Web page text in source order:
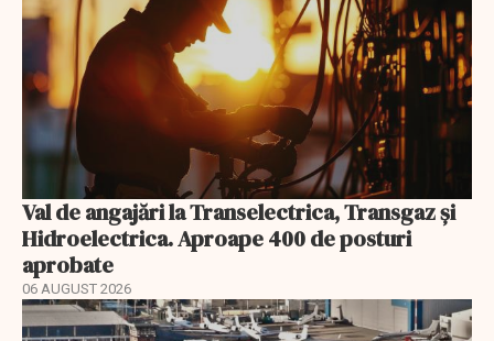
Val de angajări la Transelectrica, Transgaz și
Hidroelectrica. Aproape 400 de posturi
aprobate
06 AUGUST 2026